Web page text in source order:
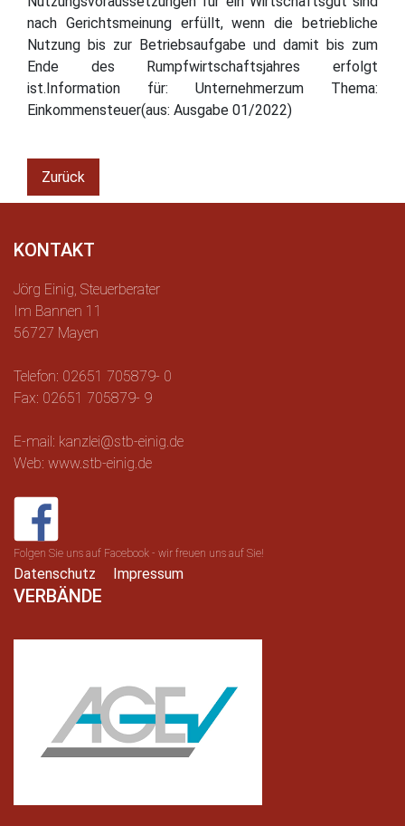
nach Gerichtsmeinung erfüllt, wenn die betriebliche
Nutzung bis zur Betriebsaufgabe und damit bis zum
Ende des Rumpfwirtschaftsjahres erfolgt
ist.Information für: Unternehmerzum Thema:
Einkommensteuer(aus: Ausgabe 01/2022)
Zurück
KONTAKT
Jörg Einig, Steuerberater
Im Bannen 11
56727 Mayen
Telefon: 02651 705879- 0
Fax: 02651 705879- 9
E-mail: kanzlei@stb-einig.de
Web: www.stb-einig.de
Folgen Sie uns auf Facebook - wir freuen uns auf Sie!
Datenschutz Impressum
VERBÄNDE